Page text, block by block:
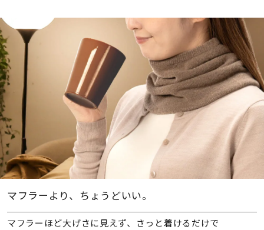
マフラーより、ちょうどいい。
マフラーほど大げさに見えず、さっと着けるだけで